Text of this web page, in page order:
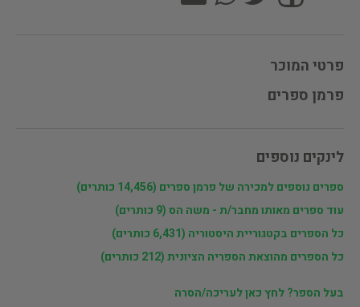
פרטי המוכר
פרמן ספרים
לינקים נוספים
ספרים נוספים למכירה של פרמן ספרים (14,456 כותרים)
עוד ספרים מאותו מחבר/ת - משה הס (9 כותרים)
כל הספרים בקטגוריית היסטוריה (6,431 כותרים)
כל הספרים מהוצאת הספריה הציונית (212 כותרים)
בעל הספר? לחץ כאן לעריכה/הסרה